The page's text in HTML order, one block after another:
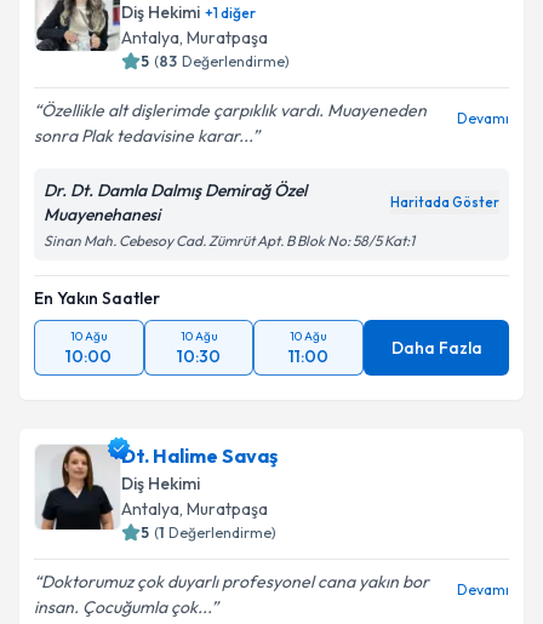
Diş Hekimi +1diğer
Antalya, Muratpaşa
5 (83 Değerlendirme)
Özellikle alt dişlerimde çarpıklık vardı. Muayeneden
sonra Plak tedavisine karar...
Devamı
Dr. Dt. Damla Dalmış Demirağ Özel
Muayenehanesi
Haritada Göster
Sinan Mah. Cebesoy Cad. Zümrüt Apt. B Blok No: 58/5 Kat:1
En Yakın Saatler
10 Ağu
10:00
10 Ağu
10:30
10 Ağu
11:00 Daha Fazla
Dt. Halime Savaş
Diş Hekimi
Antalya, Muratpaşa
5 (1 Değerlendirme)
Doktorumuz çok duyarlı profesyonel cana yakın bor
insan. Çocuğumla çok...
Devamı